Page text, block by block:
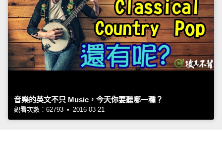
音樂的英文不只 Music，今天你要聽哪一種？
觀看次數：62793 • 2016-03-21